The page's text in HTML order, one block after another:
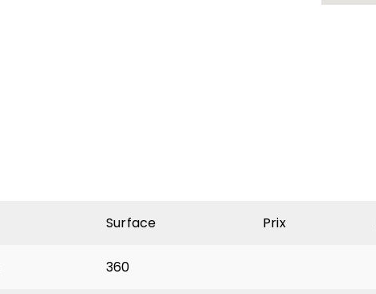
Surface Prix
360